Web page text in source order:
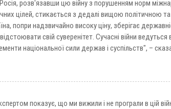
розв'язавши цю війну з порушенням норм
цілей, стикається з дедалі вищою політичною та
попри надзвичайно високу ціну, зберігає
свій суверенітет. Сучасні війни ведуться
національної сили держав і суспільств", –
показує, що ми вижили і не програли в цій